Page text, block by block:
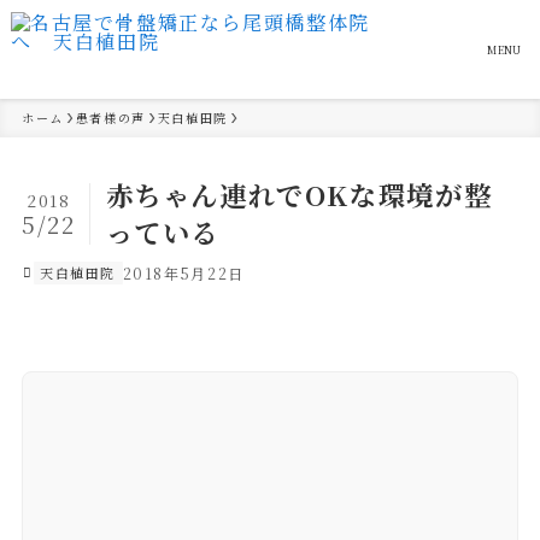
MENU
ホーム 患者様の声 天白植田院
赤ちゃん連れでOKな環境が整
っている
2018
5/22
天白植田院 2018年5月22日